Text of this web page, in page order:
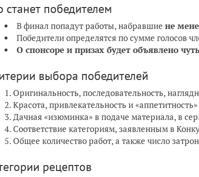
станет победителем
В финал попадут работы, набравшие не
Победители определятся по сумме голосов
О спонсоре и призах будет объявлено
выбора победителей
Оригинальность, последовательность,
Красота, привлекательность и
Дачная «изюминка» в подаче материала, в
Соответствие категориям, заявленным в
Общее количество работ, а также число
рецептов